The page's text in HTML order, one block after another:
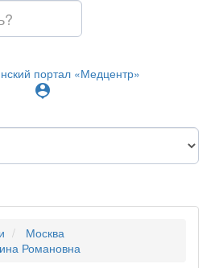
person_pin
Москва
Романовна